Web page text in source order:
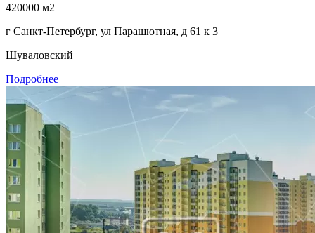
420000 м2
г Санкт-Петербург, ул Парашютная, д 61 к 3
Шуваловский
Подробнее